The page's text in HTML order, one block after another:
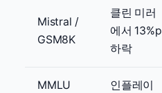
Mistral /
GSM8K
클린 미러
에서 13%p
하락
MMLU
인플레이